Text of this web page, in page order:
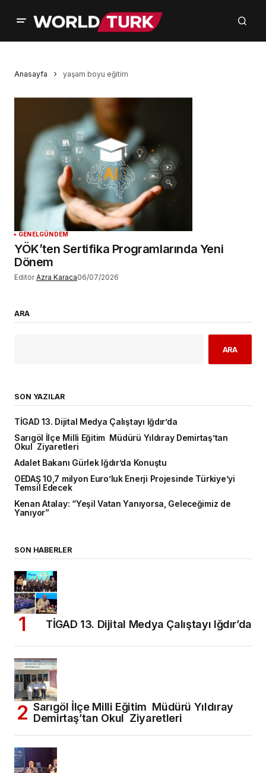
Anasayfa yaşam boyu eğitim
GENELGÜNDEM
YÖK’ten Sertifika Programlarında Yeni
Dönem
Editör Azra Karaca06/07/2026
ARA
ARA
SON YAZILAR
TİGAD 13. Dijital Medya Çalıştayı Iğdır’da
Sarıgöl İlçe Milli Eğitim Müdürü Yıldıray Demirtaş’tan
Okul Ziyaretleri
Adalet Bakanı Gürlek Iğdır’da Konuştu
OEDAŞ 10,7 milyon Euro’luk Enerji Projesinde Türkiye’yi
Temsil Edecek
Kenan Atalay: “Yeşil Vatan Yanıyorsa, Geleceğimiz de
Yanıyor”
SON HABERLER
TİGAD 13. Dijital Medya Çalıştayı Iğdır’da
Sarıgöl İlçe Milli Eğitim Müdürü Yıldıray
Demirtaş’tan Okul Ziyaretleri